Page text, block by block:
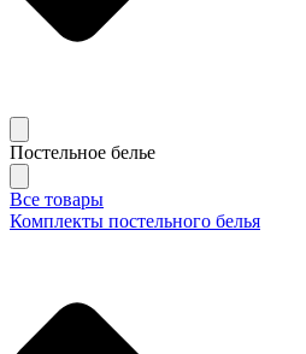
Постельное белье
Все товары
Комплекты постельного белья